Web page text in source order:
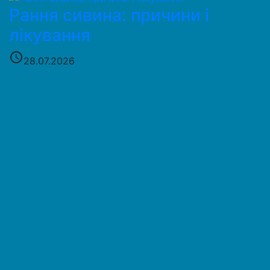
Рання сивина: причини і
лікування
access_time28.07.2026